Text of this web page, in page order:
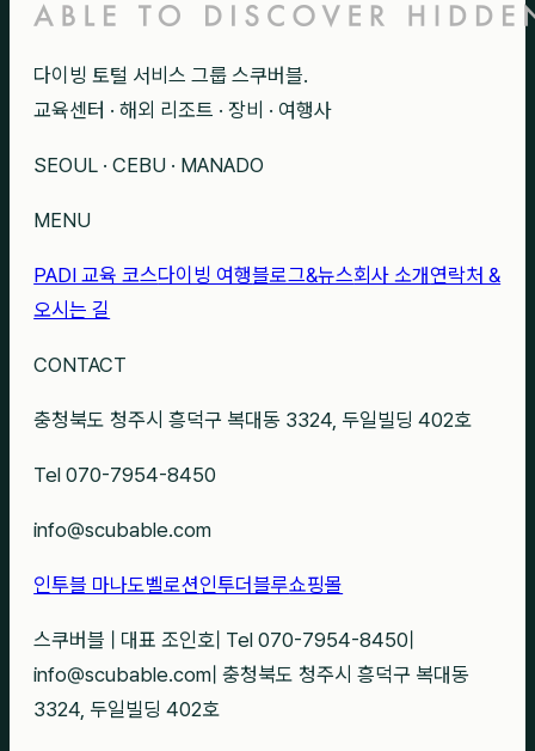
다이빙 토털 서비스 그룹 스쿠버블.
교육센터 · 해외 리조트 · 장비 · 여행사
SEOUL · CEBU · MANADO
MENU
PADI 교육 코스다이빙 여행블로그&뉴스회사 소개 연락처 &
오시는 길
CONTACT
충청북도 청주시 흥덕구 복대동 3324, 두일빌딩 402호
Tel 070-7954-8450
info@scubable.com
인투블 마나도벨로션인투더블루쇼핑몰
스쿠버블 대표 조인호 Tel 070-7954-8450
info@scubable.com 충청북도 청주시 흥덕구 복대동
3324, 두일빌딩 402호